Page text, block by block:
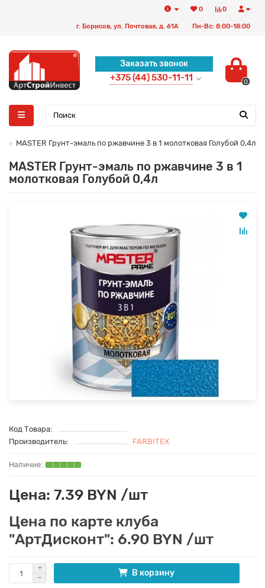
0
0
г. Борисов, ул. Почтовая, д. 61А Пн-Вс: 8:00-18:00
Заказать звонок
+375 (44) 530-11-11 0
MASTER Грунт-эмаль по ржавчине 3 в 1 молотковая Голубой 0,4л
MASTER Грунт-эмаль по ржавчине 3 в 1
молотковая Голубой 0,4л
Код Товара:
Производитель:
FARBITEX
Цена: 7.39 BYN /шт
Цена по карте клуба
"АртДисконт": 6.90 BYN /шт
В корзину